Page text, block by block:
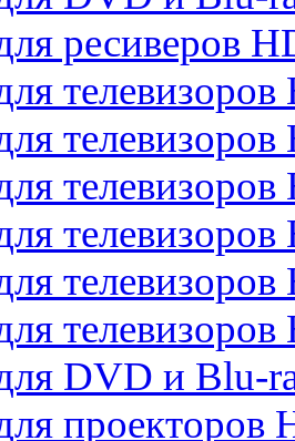
ресиверов
телевизоров
телевизоров
телевизоров
телевизоров
телевизоров
DVD и Blu-
проекторов